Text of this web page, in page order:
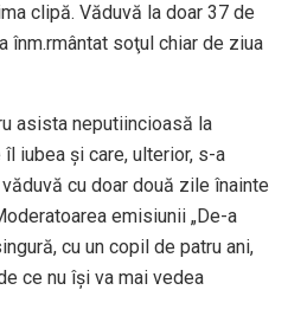
clipă. Văduvă la doar 37 de
înm.rmântat soţul chiar de ziua
asista neputiincioasă la
iubea şi care, ulterior, s-a
cu doar două zile înainte
emisiunii „De-a
cu un copil de patru ani,
ce nu îşi va mai vedea